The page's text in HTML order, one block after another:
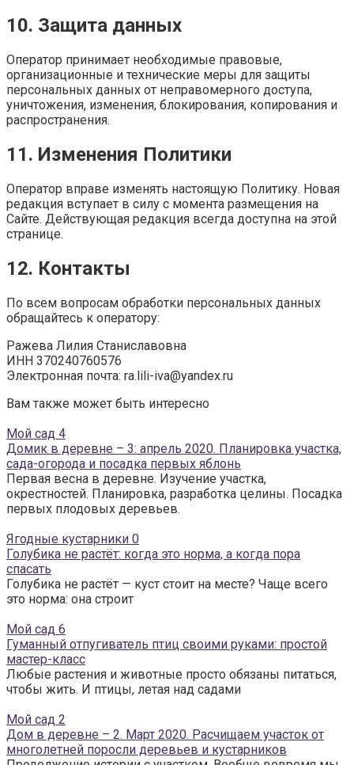
10. Защита данных
Оператор принимает необходимые правовые,
организационные и технические меры для защиты
персональных данных от неправомерного доступа,
уничтожения, изменения, блокирования, копирования и
распространения.
11. Изменения Политики
Оператор вправе изменять настоящую Политику. Новая
редакция вступает в силу с момента размещения на
Сайте. Действующая редакция всегда доступна на этой
странице.
12. Контакты
По всем вопросам обработки персональных данных
обращайтесь к оператору:
Ражева Лилия Станиславовна
ИНН 370240760576
Электронная почта: ra.lili-iva@yandex.ru
Вам также может быть интересно
Мой сад 4
Домик в деревне – 3: апрель 2020. Планировка участка,
сада-огорода и посадка первых яблонь
Первая весна в деревне. Изучение участка,
окрестностей. Планировка, разработка целины. Посадка
первых плодовых деревьев.
Ягодные кустарники 0
Голубика не растёт: когда это норма, а когда пора
спасать
Голубика не растёт — куст стоит на месте? Чаще всего
это норма: она строит
Мой сад 6
Гуманный отпугиватель птиц своими руками: простой
мастер-класс
Любые растения и животные просто обязаны питаться,
чтобы жить. И птицы, летая над садами
Мой сад 2
Дом в деревне – 2. Март 2020. Расчищаем участок от
многолетней поросли деревьев и кустарников